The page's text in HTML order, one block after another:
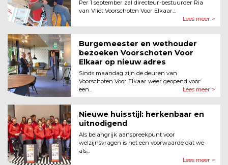
Per 1 september zal directeur-bestuurder Ria
van Vliet Voorschoten Voor Elkaar...
Lees meer >
Burgemeester en wethouder
bezoeken Voorschoten Voor
Elkaar op nieuw adres
Sinds maandag zijn de deuren van
Voorschoten Voor Elkaar weer geopend voor
een...
Lees meer >
Nieuwe huisstijl: herkenbaar en
uitnodigend
Als belangrijk aanspreekpunt voor
welzijnsvragen is het een voorwaarde dat we
als...
Lees meer >